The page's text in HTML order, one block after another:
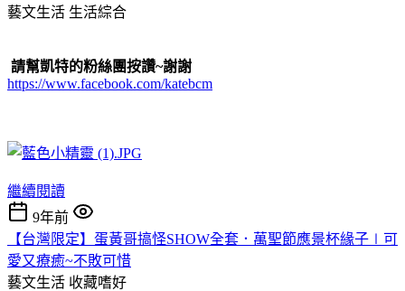
藝文生活 生活綜合
請幫凱特的粉絲團按讚~謝謝
https://www.facebook.com/katebcm
繼續閱讀
9年前
【台灣限定】蛋黃哥搞怪SHOW全套．萬聖節應景杯緣子∣可
愛又療癒~不敗可惜
藝文生活 收藏嗜好